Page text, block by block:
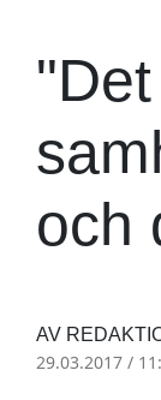
och
AV
29.03.2017 /